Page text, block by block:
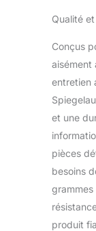
Qualité
Conçus
aisément
entretien
et une
pièces
besoins
produit